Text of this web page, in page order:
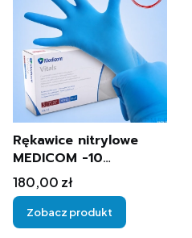
Rękawice nitrylowe
MEDICOM -10
opakowań
Cena
180,00 zł
Zobacz produkt